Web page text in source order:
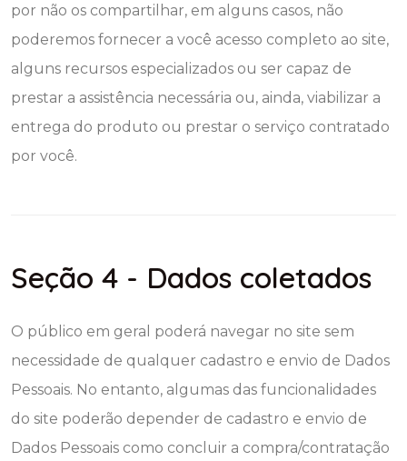
por não os compartilhar, em alguns casos, não
poderemos fornecer a você acesso completo ao site,
alguns recursos especializados ou ser capaz de
prestar a assistência necessária ou, ainda, viabilizar a
entrega do produto ou prestar o serviço contratado
por você.
Seção 4 - Dados coletados
O público em geral poderá navegar no site sem
necessidade de qualquer cadastro e envio de Dados
Pessoais. No entanto, algumas das funcionalidades
do site poderão depender de cadastro e envio de
Dados Pessoais como concluir a compra/contratação